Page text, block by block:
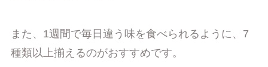
また、1週間で毎日違う味を食べられるように、7
種類以上揃えるのがおすすめです。